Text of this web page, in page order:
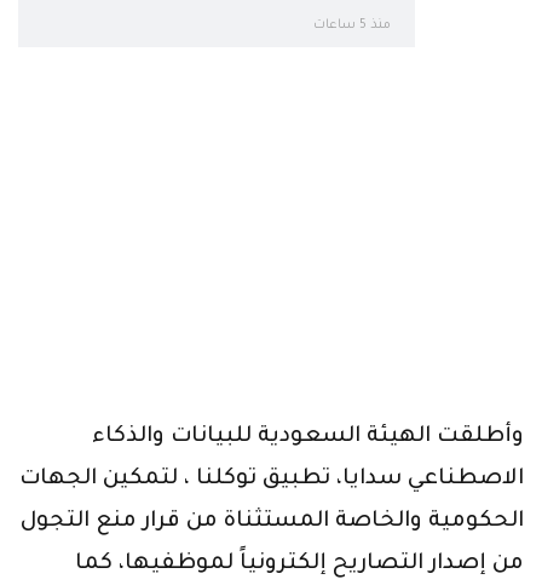
الجداوي في السر داخل
منذ 5 ساعات
وأطلقت الهيئة السعودية للبيانات والذكاء
الاصطناعي سدايا، تطبيق توكلنا ، لتمكين الجهات
الحكومية والخاصة المستثناة من قرار منع التجول
من إصدار التصاريح إلكترونياً لموظفيها، كما